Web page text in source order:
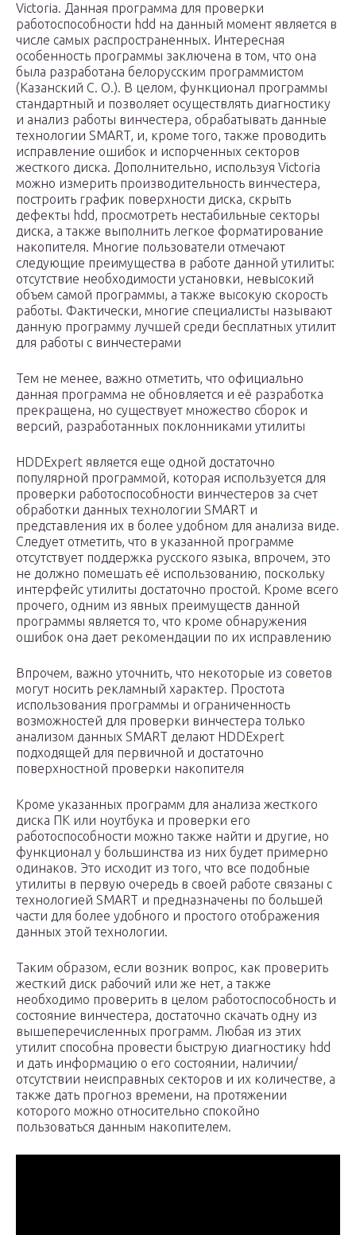
Victoria. Данная программа для проверки
работоспособности hdd на данный момент является в
числе самых распространенных. Интересная
особенность программы заключена в том, что она
была разработана белорусским программистом
(Казанский С. О.). В целом, функционал программы
стандартный и позволяет осуществлять диагностику
и анализ работы винчестера, обрабатывать данные
технологии SMART, и, кроме того, также проводить
исправление ошибок и испорченных секторов
жесткого диска. Дополнительно, используя Victoria
можно измерить производительность винчестера,
построить график поверхности диска, скрыть
дефекты hdd, просмотреть нестабильные секторы
диска, а также выполнить легкое форматирование
накопителя. Многие пользователи отмечают
следующие преимущества в работе данной утилиты:
отсутствие необходимости установки, невысокий
объем самой программы, а также высокую скорость
работы. Фактически, многие специалисты называют
данную программу лучшей среди бесплатных утилит
для работы с винчестерами
Тем не менее, важно отметить, что официально
данная программа не обновляется и её разработка
прекращена, но существует множество сборок и
версий, разработанных поклонниками утилиты
HDDExpert является еще одной достаточно
популярной программой, которая используется для
проверки работоспособности винчестеров за счет
обработки данных технологии SMART и
представления их в более удобном для анализа виде.
Следует отметить, что в указанной программе
отсутствует поддержка русского языка, впрочем, это
не должно помешать её использованию, поскольку
интерфейс утилиты достаточно простой. Кроме всего
прочего, одним из явных преимуществ данной
программы является то, что кроме обнаружения
ошибок она дает рекомендации по их исправлению
Впрочем, важно уточнить, что некоторые из советов
могут носить рекламный характер. Простота
использования программы и ограниченность
возможностей для проверки винчестера только
анализом данных SMART делают HDDExpert
подходящей для первичной и достаточно
поверхностной проверки накопителя
Кроме указанных программ для анализа жесткого
диска ПК или ноутбука и проверки его
работоспособности можно также найти и другие, но
функционал у большинства из них будет примерно
одинаков. Это исходит из того, что все подобные
утилиты в первую очередь в своей работе связаны с
технологией SMART и предназначены по большей
части для более удобного и простого отображения
данных этой технологии.
Таким образом, если возник вопрос, как проверить
жесткий диск рабочий или же нет, а также
необходимо проверить в целом работоспособность и
состояние винчестера, достаточно скачать одну из
вышеперечисленных программ. Любая из этих
утилит способна провести быструю диагностику hdd
и дать информацию о его состоянии, наличии/
отсутствии неисправных секторов и их количестве, а
также дать прогноз времени, на протяжении
которого можно относительно спокойно
пользоваться данным накопителем.